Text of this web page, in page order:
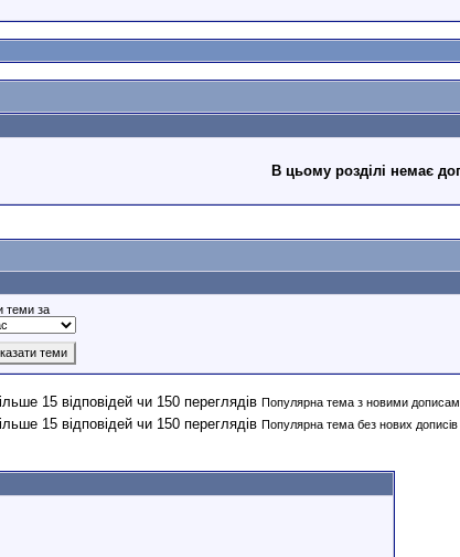
В цьому розділі немає
теми за
Популярна тема з новими
Популярна тема без нових дописів